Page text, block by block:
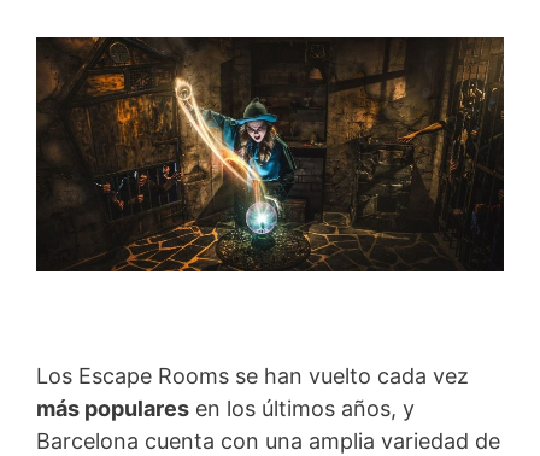
Los Escape Rooms se han vuelto cada vez
más populares en los últimos años, y
Barcelona cuenta con una amplia variedad de